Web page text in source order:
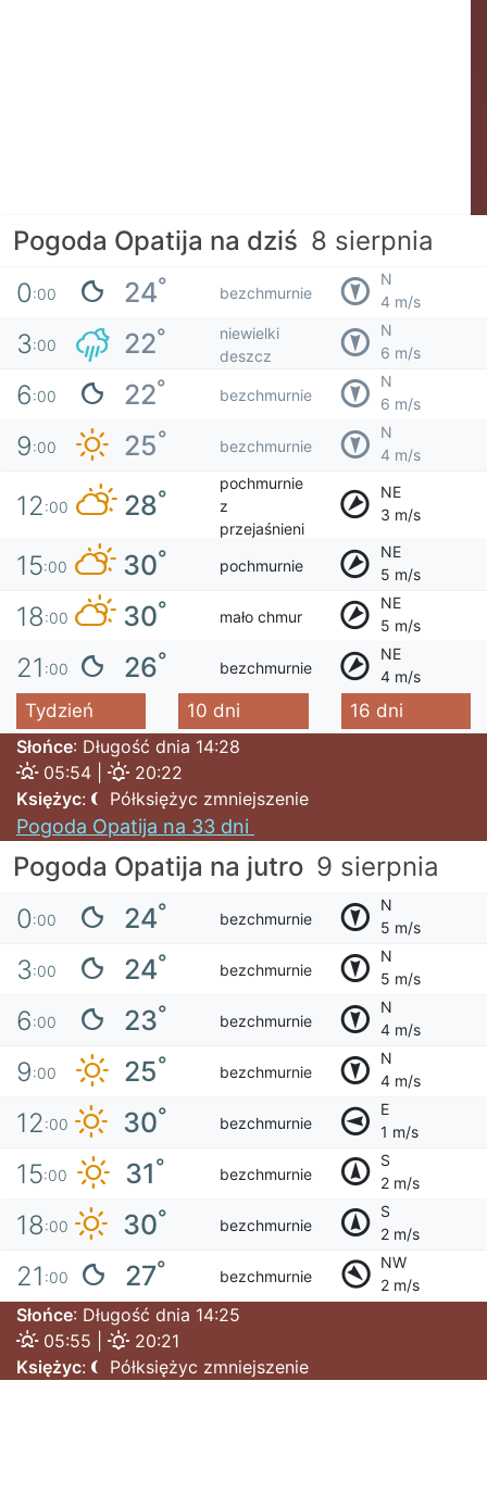
Pogoda Opatija na dziś 8 sierpnia
0:00 24° bezchmurnie
N
4 m/s
3:00 22°
niewielki
deszcz
N
6 m/s
6:00 22° bezchmurnie
N
6 m/s
9:00 25° bezchmurnie
N
4 m/s
12:00 28°
pochmurnie
z
przejaśnieni
NE
3 m/s
15:00 30° pochmurnie
NE
5 m/s
18:00 30° mało chmur
NE
5 m/s
21 :00 26° bezchmurnie
NE
4 m/s
Tydzień 10 dni
16 dni
Słońce: Długość dnia 14:28
05:54 |
20:22
Księżyc: Półksiężyc zmniejszenie
Pogoda Opatija na 33 dni
Pogoda Opatija na jutro 9 sierpnia
0:00 24° bezchmurnie
N
5 m/s
3:00 24° bezchmurnie
N
5 m/s
6:00 23° bezchmurnie
N
4 m/s
9:00 25° bezchmurnie
N
4 m/s
12:00 30° bezchmurnie
E
1 m/s
15:00 31° bezchmurnie
S
2 m/s
18:00 30° bezchmurnie
S
2 m/s
21 :00 27° bezchmurnie
NW
2 m/s
Słońce: Długość dnia 14:25
05:55 |
20:21
Księżyc: Półksiężyc zmniejszenie